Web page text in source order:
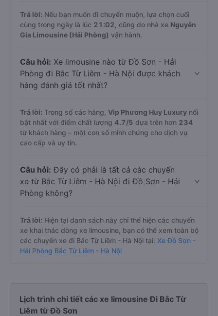
Trả lời: Nếu bạn muốn đi chuyến muộn, lựa chọn cuối
cùng trong ngày là lúc 21:02 , cũng do nhà xe Nguyễn
Gia Limousine (Hải Phòng) vận hành.
Câu hỏi: Xe limousine nào từ Đồ Sơn - Hải
Phòng đi Bắc Từ Liêm - Hà Nội được khách
hàng đánh giá tốt nhất?
Trả lời: Trong số các hãng, Vip Phương Huy Luxury nổi
bật nhất với điểm chất lượng 4.7/5 dựa trên hơn 234
từ khách hàng – một con số minh chứng cho dịch vụ
cao cấp và uy tín.
Câu hỏi: Đây có phải là tất cả các chuyến
xe từ Bắc Từ Liêm - Hà Nội đi Đồ Sơn - Hải
Phòng không?
Trả lời: Hiện tại danh sách này chỉ thể hiện các chuyến
xe khai thác dòng xe limousine, bạn có thể xem toàn bộ
các chuyến xe đi Bắc Từ Liêm - Hà Nội tại: Xe Đồ Sơn -
Hải Phòng Bắc Từ Liêm - Hà Nội
Lịch trình chi tiết các xe limousine Đi Bắc Từ
Liêm từ Đồ Sơn